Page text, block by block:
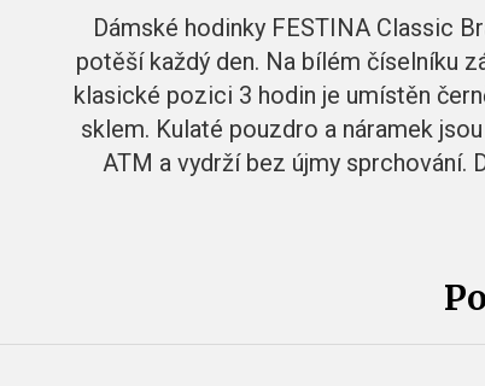
Dámské hodinky FESTINA Classic
potěší každý den. Na bílém číselníku
klasické pozici 3 hodin je umístěn
sklem. Kulaté pouzdro a náramek
ATM a vydrží bez újmy sprchování.